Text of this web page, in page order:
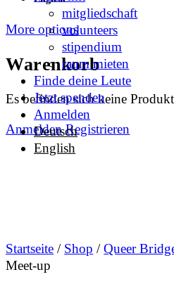
More options
Warenkorb
Es befinden sich keine
Anmelden Registrieren
mitgliedschaft
volunteers
stipendium
raum mieten
Finde deine Leute
Jetzt spenden
Anmelden
Deutsch
English
Startseite / Shop /Queer
Meet-up